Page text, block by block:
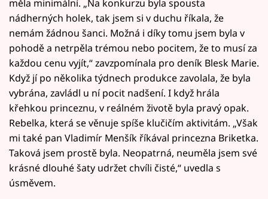
měla minimální. „Na konkurzu byla spousta
nádherných holek, tak jsem si v duchu říkala, že
nemám žádnou šanci. Možná i díky tomu jsem byla v
pohodě a netrpěla trémou nebo pocitem, že to musí za
každou cenu vyjít,“ zavzpomínala pro deník Blesk Marie.
Když jí po několika týdnech produkce zavolala, že byla
vybrána, zavládl u ní pocit nadšení. I když hrála
křehkou princeznu, v reálném životě byla pravý opak.
Rebelka, která se věnuje spíše klučičím aktivitám. „Však
mi také pan Vladimír Menšík říkával princezna Briketka.
Taková jsem prostě byla. Neopatrná, neuměla jsem své
krásné dlouhé šaty udržet chvíli čisté,“ uvedla s
úsměvem.